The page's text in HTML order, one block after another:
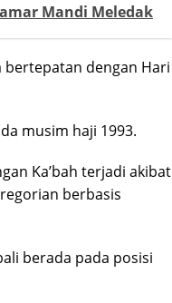
Mandi Meledak
bertepatan dengan Hari
musim haji 1993.
Ka’bah terjadi akibat
berbasis
berada pada posisi